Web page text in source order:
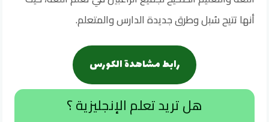
أنها تتيح سُبل وطرق جديدة الدارس والمتعلم.
رابط مشاهدة الكورس
هل تريد تعلم الإنجليزية ؟